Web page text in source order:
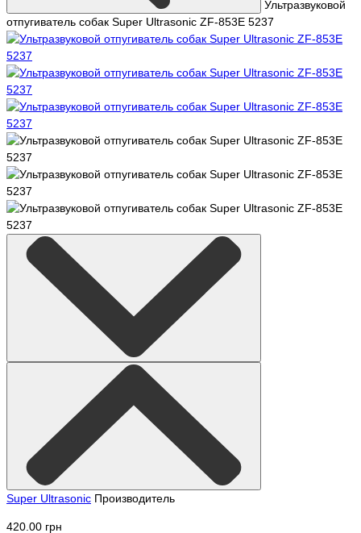
Ультразвуковой
отпугиватель собак Super Ultrasonic ZF-853E 5237
Super Ultrasonic Производитель
420.00 грн